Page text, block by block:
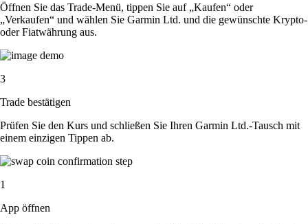
Öffnen Sie das Trade-Menü, tippen Sie auf „Kaufen“ oder
„Verkaufen“ und wählen Sie Garmin Ltd. und die gewünschte Krypto-
oder Fiatwährung aus.
3
Trade bestätigen
Prüfen Sie den Kurs und schließen Sie Ihren Garmin Ltd.-Tausch mit
einem einzigen Tippen ab.
1
App öffnen